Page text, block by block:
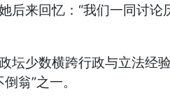
回忆：“我们一同讨论
少数横跨行政与立法经
翁”之一。